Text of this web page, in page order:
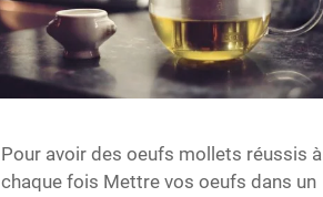
Pour avoir des oeufs mollets réussis à
chaque fois Mettre vos oeufs dans un